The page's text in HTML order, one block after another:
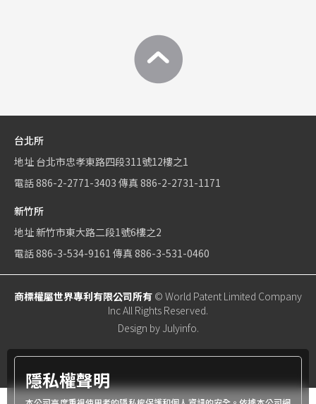
台北所
地址 台北市忠孝東路四段311號12樓之1
電話886-2-2771-3403 傳真 886-2-2731-1171
新竹所
地址新竹市東大路二段1號6樓之2
電話886-3-534-9161 傳真 886-3-531-0460
商標權屬世界專利有限公司所有 © World Patent Limited Company
Inc All Rights Reserved.
Design by Julyinfo.
隱私權聲明